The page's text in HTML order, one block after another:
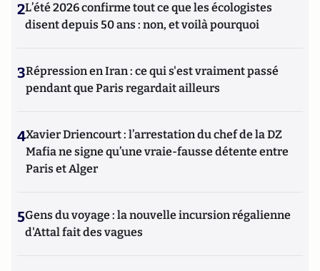
2L’été 2026 confirme tout ce que les écologistes
disent depuis 50 ans : non, et voilà pourquoi
3Répression en Iran : ce qui s'est vraiment passé
pendant que Paris regardait ailleurs
4Xavier Driencourt : l’arrestation du chef de la DZ
Mafia ne signe qu’une vraie-fausse détente entre
Paris et Alger
5Gens du voyage : la nouvelle incursion régalienne
d'Attal fait des vagues